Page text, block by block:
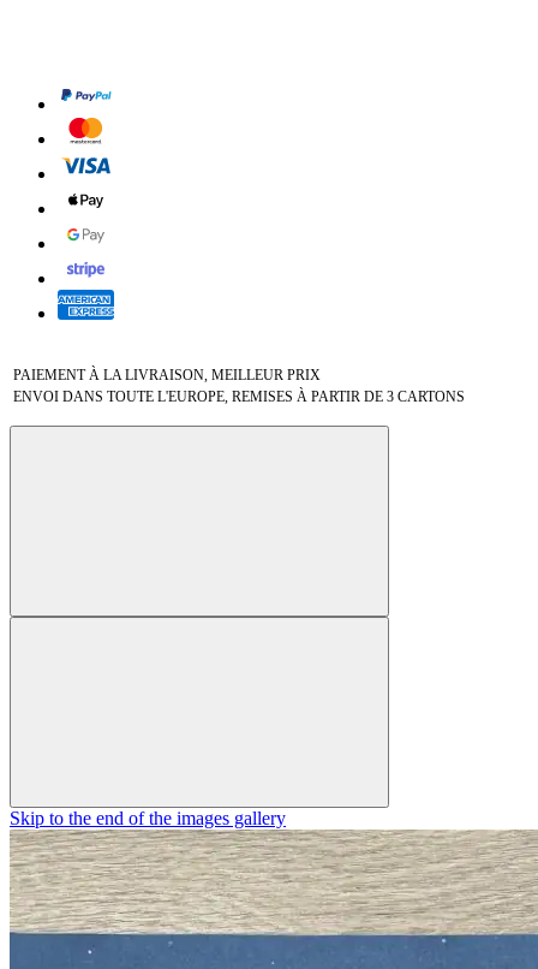
PAIEMENT À LA LIVRAISON, MEILLEUR PRIX
ENVOI DANS TOUTE L'EUROPE, REMISES À PARTIR DE 3 CARTONS
Skip to the end of the images gallery